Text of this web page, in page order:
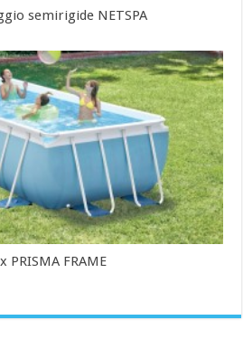
semirigide NETSPA
FRAME